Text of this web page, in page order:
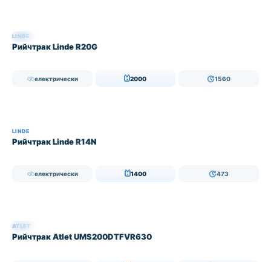
НАЛИЧЕН
LINDE
Рийчтрак Linde R20G
електрически 2000 1560
LINDE
Рийчтрак Linde R14N
електрически 1400 473
НАЛИЧЕН
ATLET
Рийчтрак Atlet UMS200DTFVR630